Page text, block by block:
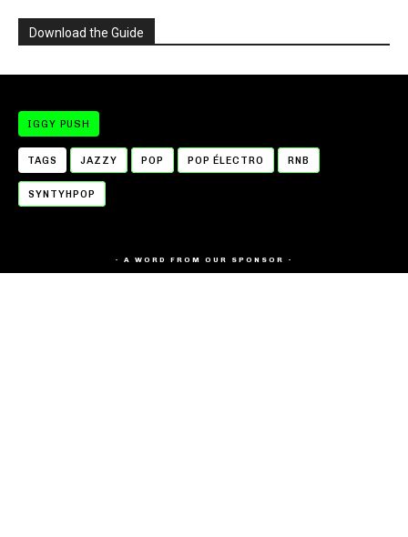
Download the Guide
IGGY PUSH
TAGS JAZZY POP POP ÉLECTRO RNB
SYNTYHPOP
- A WORD FROM OUR SPONSOR -